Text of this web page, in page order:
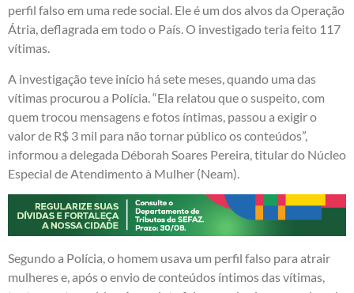
perfil falso em uma rede social. Ele é um dos alvos da Operação
Átria, deflagrada em todo o País. O investigado teria feito 117
vítimas.
A investigação teve início há sete meses, quando uma das
vítimas procurou a Polícia. “Ela relatou que o suspeito, com
quem trocou mensagens e fotos íntimas, passou a exigir o
valor de R$ 3 mil para não tornar público os conteúdos”,
informou a delegada Déborah Soares Pereira, titular do Núcleo
Especial de Atendimento à Mulher (Neam).
Segundo a Polícia, o homem usava um perfil falso para atrair
mulheres e, após o envio de conteúdos íntimos das vítimas,